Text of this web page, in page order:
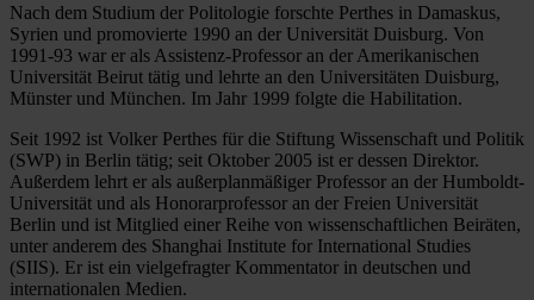
Nach dem Studium der Politologie forschte Perthes in Damaskus,
Syrien und promovierte 1990 an der Universität Duisburg. Von
1991-93 war er als Assistenz-Professor an der Amerikanischen
Universität Beirut tätig und lehrte an den Universitäten Duisburg,
Münster und München. Im Jahr 1999 folgte die Habilitation.
Seit 1992 ist Volker Perthes für die Stiftung Wissenschaft und Politik
(SWP) in Berlin tätig; seit Oktober 2005 ist er dessen Direktor.
Außerdem lehrt er als außerplanmäßiger Professor an der Humboldt-
Universität und als Honorarprofessor an der Freien Universität
Berlin und ist Mitglied einer Reihe von wissenschaftlichen Beiräten,
unter anderem des Shanghai Institute for International Studies
(SIIS). Er ist ein vielgefragter Kommentator in deutschen und
internationalen Medien.